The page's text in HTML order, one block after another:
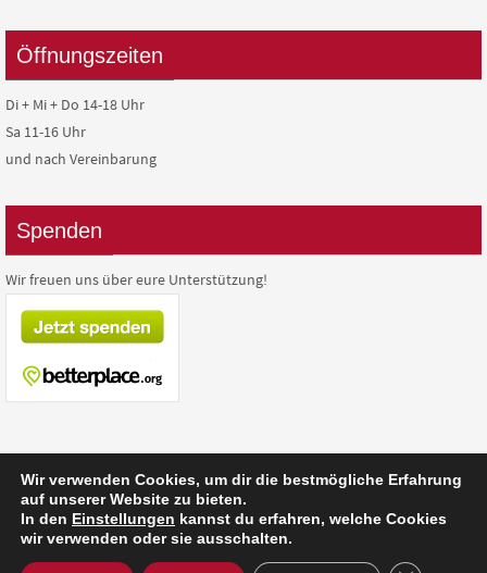
Öffnungszeiten
Di + Mi + Do 14-18 Uhr
Sa 11-16 Uhr
und nach Vereinbarung
Spenden
Wir freuen uns über eure Unterstützung!
Präsentiert vonNirvana&WordPress.
Wir verwenden Cookies, um dir die bestmögliche Erfahrung
auf unserer Website zu bieten.
In den Einstellungen kannst du erfahren, welche Cookies
wir verwenden oder sie ausschalten.